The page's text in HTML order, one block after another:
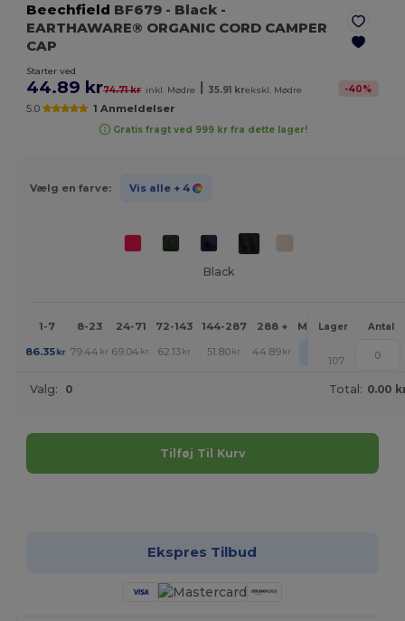
Beechfield BF679 - Black -
EARTHAWARE® ORGANIC CORD CAMPER
CAP
Starter ved
44.89 kr74.71 kr inkl. Mødre 35.91 krekskl. Mødre -40%
5.0 1 Anmeldelser
Gratis fragt ved 999 kr fra dette lager!
Vælg en farve: Vis alle + 4
Black
1-7 8-23 24-71 72-143 144-287 288 + MereLager Antal
86.35kr 79.44 kr 69.04 kr 62.13 kr 51.80 kr 44.89 kr
107
Valg: 0 Total: 0.00
Tilføj Til Kurv
Ekspres Tilbud